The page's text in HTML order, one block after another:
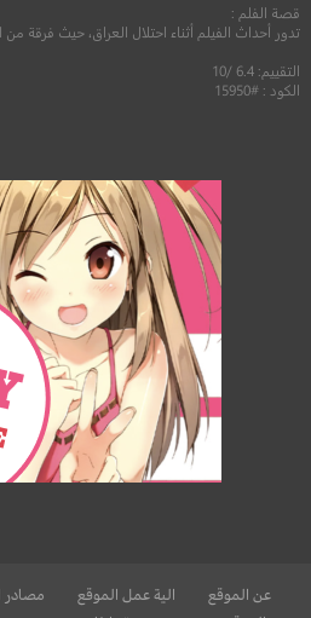
2015
+12 مترجم
قصة الفلم :
تدور أحداث الفيلم أثناء احتلال العراق، حيث فرقة
التقييم: 6.4 /10
الكود : #15950
عن الموقع الية عمل الموقع مصادر